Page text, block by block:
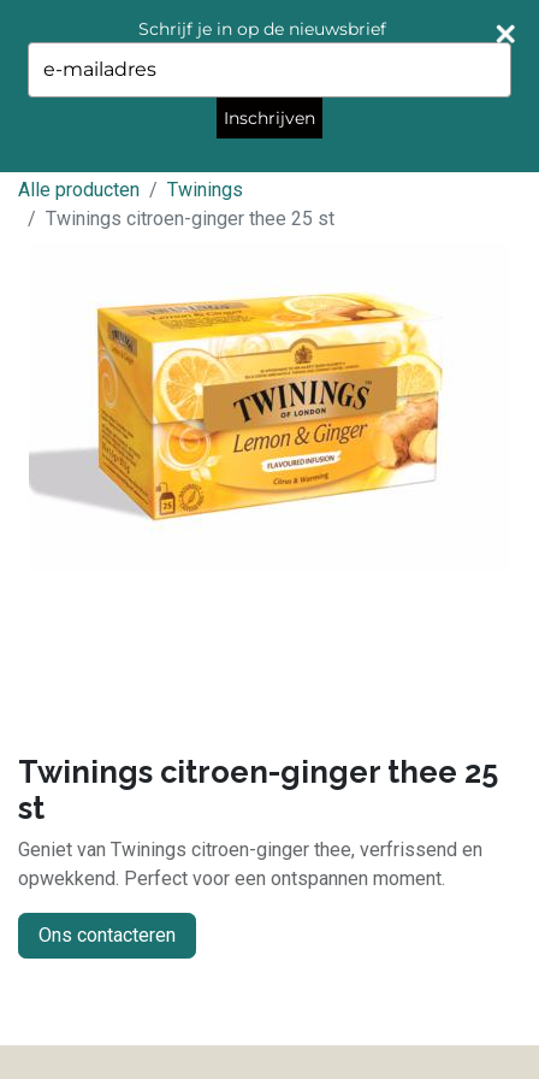
Alle producten
Twinings
Twinings citroen-ginger thee 25 st
Twinings citroen-ginger thee 25
st
Geniet van Twinings citroen-ginger thee, verfrissend en
opwekkend. Perfect voor een ontspannen moment.
Ons contacteren
Schrijf je in op de nieuwsbrief
your
email
Inschrijven